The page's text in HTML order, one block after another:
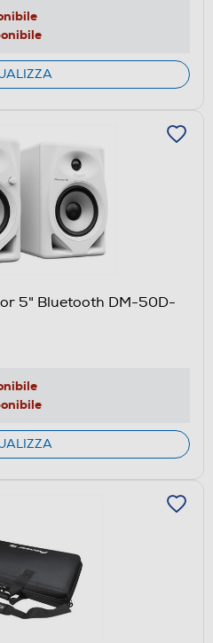
5" Bluetooth DM-50D-